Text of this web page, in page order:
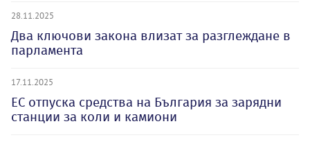
28.11.2025
Два ключови закона влизат за разглеждане в
парламента
17.11.2025
ЕС отпуска средства на България за зарядни
станции за коли и камиони